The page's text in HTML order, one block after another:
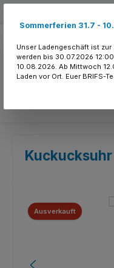
Kuckucksuhr
Ausverkauft
Sommerferien 31.7 -
Unser Ladengeschäft ist
werden bis 30.07.2026
10.08.2026. Ab Mittwoch
Laden vor Ort. Euer BRIFS-